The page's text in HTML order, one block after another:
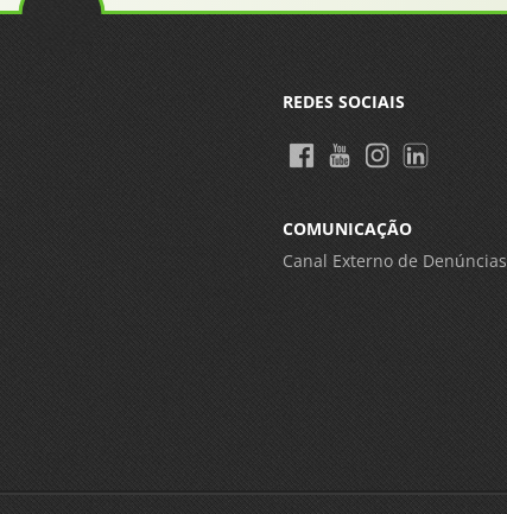
REDES SOCIAIS
COMUNICAÇÃO
Canal Externo de Denúncias